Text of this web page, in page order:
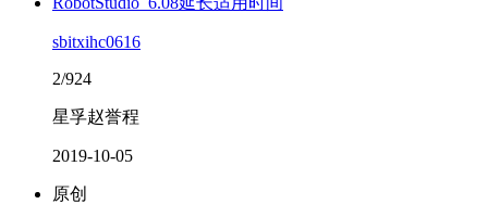
sbitxihc0616
2/924
星孚赵誉程
2019-10-05
原创